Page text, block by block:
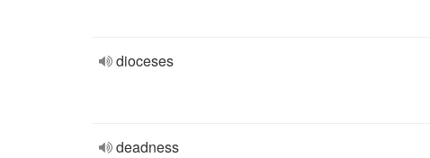
dioceses
deadness